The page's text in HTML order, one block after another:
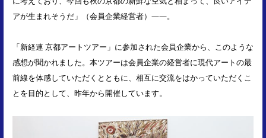
アが生まれそうだ」（会員企業経営者）――。
「新経連 京都アートツアー」に参加された会員企業から、このような
感想が聞かれました。本ツアーは会員企業の経営者に現代アートの最
前線を体感していただくとともに、相互に交流をはかっていただくこ
とを目的として、昨年から開催しています。